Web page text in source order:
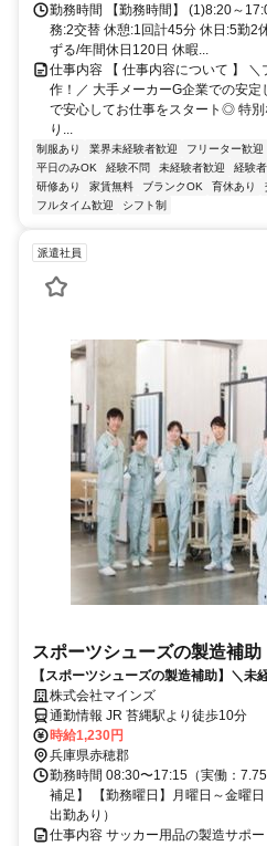
勤務時間 【勤務時間】 (1)8:20～
務:2交替 休憩:1回計45分 休日:5勤2
ずる/年間休日120日 休暇...
仕事内容 【 仕事内容について 】
作！／ 大手メーカーG企業での安
で安心してお仕事をスタート◎ 特
り...
制服あり 業界未経験者歓迎 フリーター歓迎
平日のみOK
経験不問 未経験者歓迎 経験
研修あり
家賃無料 ブランクOK 育休あり
フルタイム歓迎
シフト制
派遣社員
スポーツシューズの製造補助
【スポーツシューズの製造補助】＼
採用率UP中 ／50代まで幅広い年齢層
ンタン
株式会社マインズ
通勤情報 JR 苔縄駅より徒歩10分
時給1,230円
兵庫県赤穂郡
勤務時間 08:30〜17:15（実働：
補足】 【勤務曜日】月曜日～金曜
出勤あり）
仕事内容 サッカー用品の製造サポ